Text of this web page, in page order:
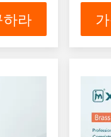
하라